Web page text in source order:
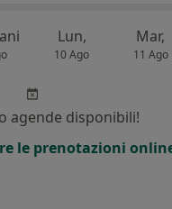
Lun,
10 Ago
Mar,
11 Ago
agende disponibili!
le prenotazioni